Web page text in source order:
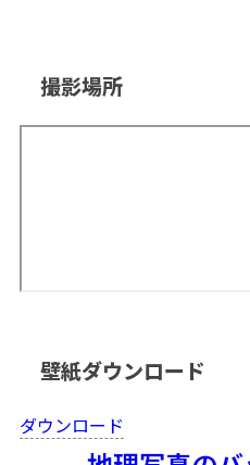
撮影場所
壁紙ダウンロード
ダウンロード